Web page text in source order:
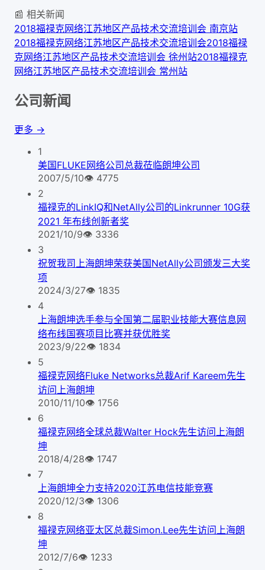
📰 相关新闻
2018福禄克网络江苏地区产品技术交流培训会 南京站
2018福禄克网络江苏地区产品技术交流培训会2018福禄
克网络江苏地区产品技术交流培训会 徐州站2018福禄克
网络江苏地区产品技术交流培训会 常州站
公司新闻
更多 →
1
美国FLUKE网络公司总裁莅临朗坤公司
2007/5/10👁 4775
2
福禄克的LinkIQ和NetAlly公司的Linkrunner 10G获
2021 年布线创新者奖
2021/10/9👁 3336
3
祝贺我司上海朗坤荣获美国NetAlly公司颁发三大奖
项
2024/3/27👁 1835
4
上海朗坤选手参与全国第二届职业技能大赛信息网
络布线国赛项目比赛并获优胜奖
2023/9/22👁 1834
5
福禄克网络Fluke Networks总裁Arif Kareem先生
访问上海朗坤
2010/11/10👁 1756
6
福禄克网络全球总裁Walter Hock先生访问上海朗
坤
2018/4/28👁 1747
7
上海朗坤全力支持2020江苏电信技能竞赛
2020/12/3👁 1306
8
福禄克网络亚太区总裁Simon.Lee先生访问上海朗
坤
2012/7/6👁 1233